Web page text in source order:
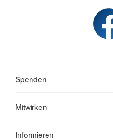
Spenden
Mitwirken
Informieren